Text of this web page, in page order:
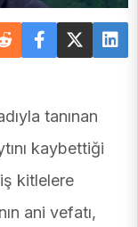
tanınan
kaybettiği
kitlelere
ani vefatı,